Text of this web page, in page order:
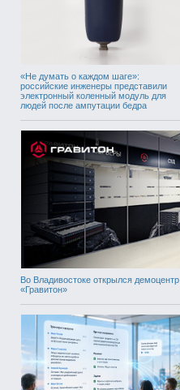
«Не думать о каждом шаге»:
российские инженеры представили
электронный коленный модуль для
людей после ампутации бедра
Во Владивостоке открылся демоцентр
«Гравитон»